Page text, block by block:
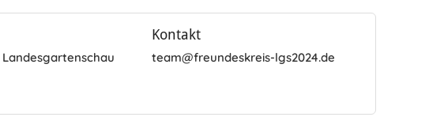
Kontakt
team@freundeskreis-lgs2024.de